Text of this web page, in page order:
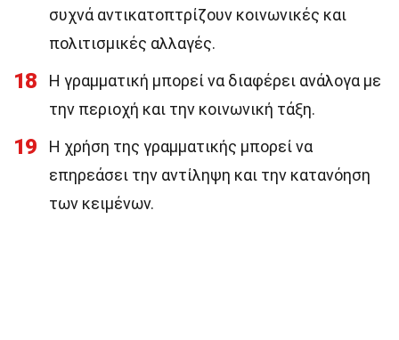
συχνά αντικατοπτρίζουν κοινωνικές και
πολιτισμικές αλλαγές.
18
Η γραμματική μπορεί να διαφέρει ανάλογα με
την περιοχή και την κοινωνική τάξη.
19
Η χρήση της γραμματικής μπορεί να
επηρεάσει την αντίληψη και την κατανόηση
των κειμένων.